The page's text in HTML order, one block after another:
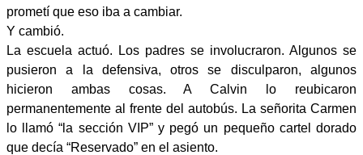
prometí que eso iba a cambiar.
Y cambió.
La escuela actuó. Los padres se involucraron. Algunos se
pusieron a la defensiva, otros se disculparon, algunos
hicieron ambas cosas. A Calvin lo reubicaron
permanentemente al frente del autobús. La señorita Carmen
lo llamó “la sección VIP” y pegó un pequeño cartel dorado
que decía “Reservado” en el asiento.